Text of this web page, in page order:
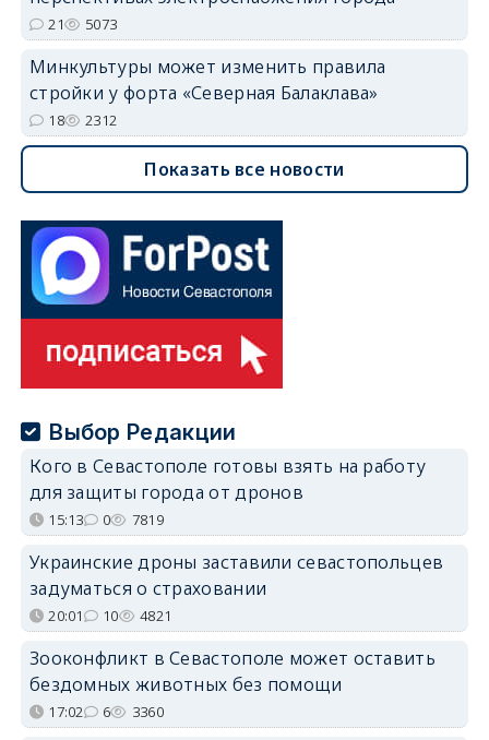
21 5073
Минкультуры может изменить правила
стройки у форта «Северная Балаклава»
18 2312
Показать все новости
Выбор Редакции
Кого в Севастополе готовы взять на работу
для защиты города от дронов
15:13 0 7819
Украинские дроны заставили севастопольцев
задуматься о страховании
20:01 10 4821
Зооконфликт в Севастополе может оставить
бездомных животных без помощи
17:02 6 3360